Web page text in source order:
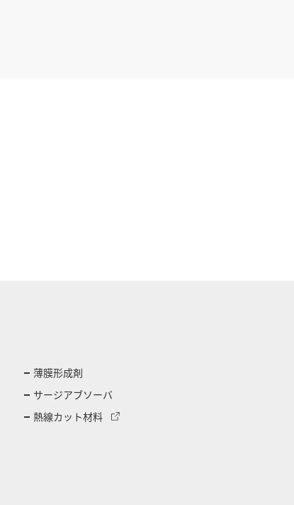
薄膜形成剤
サージアブソーバ
熱線カット材料